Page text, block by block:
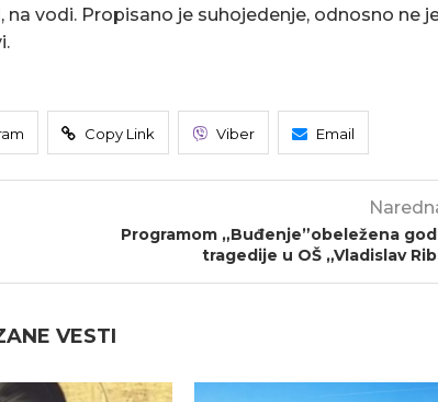
vodi. Propisano je suhojedenje, odnosno ne
Copy Link Viber Email
Programom „Buđenje”obeležena
tragedije u OŠ „Vladislav
VESTI